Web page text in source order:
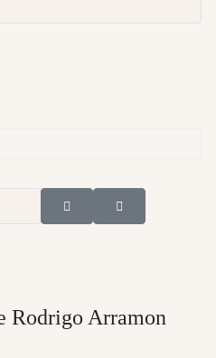
Rodrigo Arramon